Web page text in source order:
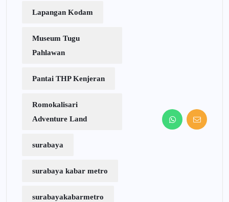
Lapangan Kodam
Museum Tugu
Pahlawan
Pantai THP Kenjeran
Romokalisari
Adventure Land
surabaya
surabaya kabar metro
surabayakabarmetro